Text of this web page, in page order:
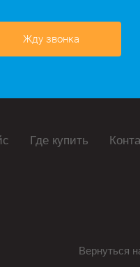
Жду звонка
Где купить
Вернуться